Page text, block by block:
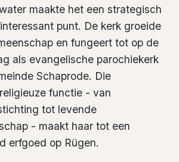
maakte het een strategisch
punt. De kerk groeide
en fungeert tot op de
als evangelische parochiekerk
Schaprode. Die
functie - van
tot levende
- maakt haar tot een
erfgoed op Rügen.